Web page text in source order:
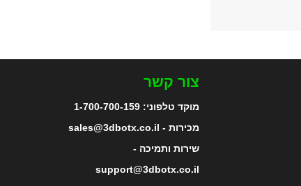
צור קשר
מוקד טלפוני:1-700-700-159
מכירות - sales@3dbotx.co.il
שירות ותמיכה -
support@3dbotx.co.il